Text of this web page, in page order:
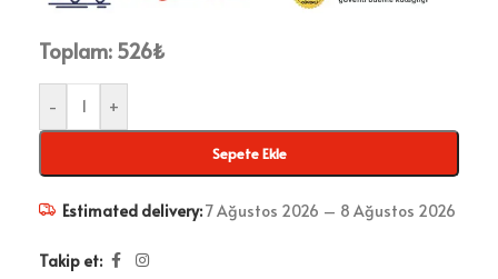
Toplam: 526₺
- +
Sepete Ekle
Estimated delivery:7 Ağustos 2026 – 8 Ağustos 2026
Takip et: